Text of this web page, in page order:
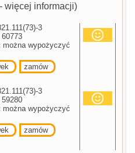
więcej informacji)
3
60773
można wypożyczyć
zamów
3
59280
można wypożyczyć
zamów